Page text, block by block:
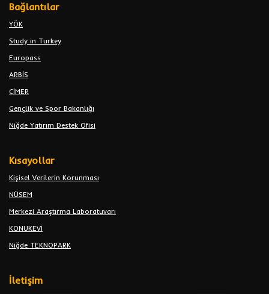
Bağlantılar
YÖK
Study in Turkey
Europass
ARBİS
CİMER
Gençlik ve Spor Bakanlığı
Niğde Yatırım Destek Ofisi
Kısayollar
Kişisel Verilerin Korunması
NÜSEM
Merkezi Araştırma Laboratuvarı
KONUKEVİ
Niğde TEKNOPARK
İletişim